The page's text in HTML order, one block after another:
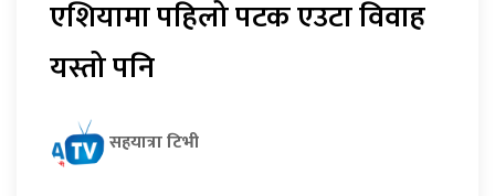
एशियामा पहिलो पटक एउटा विवाह
यस्तो पनि
सहयात्रा टिभी